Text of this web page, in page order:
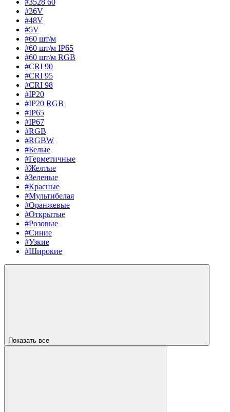
#3528 60
#36V
#48V
#5V
#60 шт/м
#60 шт/м IP65
#60 шт/м RGB
#CRI 90
#CRI 95
#CRI 98
#IP20
#IP20 RGB
#IP65
#IP67
#RGB
#RGBW
#Белые
#Герметичные
#Желтые
#Зеленые
#Красные
#Мультибелая
#Оранжевые
#Открытые
#Розовые
#Синие
#Узкие
#Широкие
Показать все